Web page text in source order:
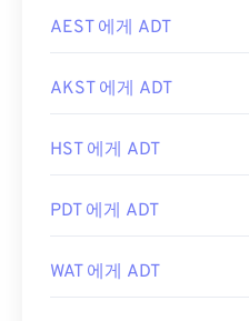
AEST 에게 ADT
AKST 에게 ADT
HST 에게 ADT
PDT 에게 ADT
WAT 에게 ADT